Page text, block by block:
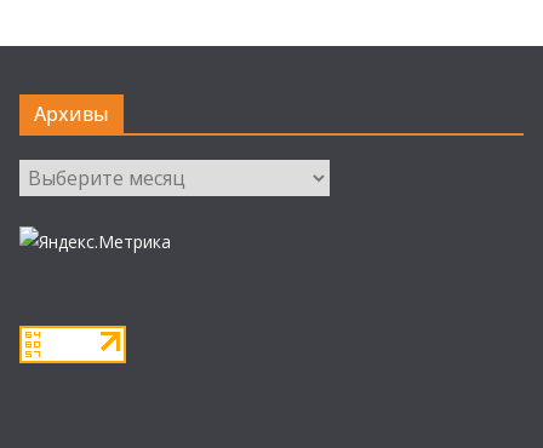
Архивы
Архивы